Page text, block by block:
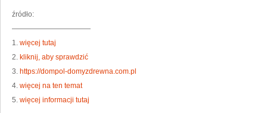
źródło:
———————————
1. więcej tutaj
2. kliknij, aby sprawdzić
3. https://dompol-domyzdrewna.com.pl
4. więcej na ten temat
5. więcej informacji tutaj